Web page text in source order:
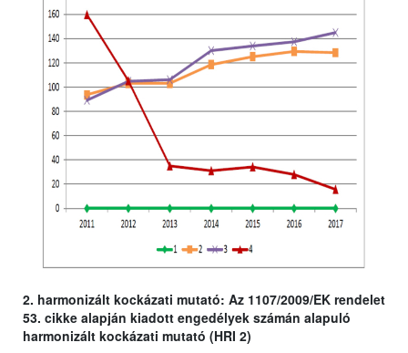
2. harmonizált kockázati mutató: Az 1107/2009/EK rendelet
53. cikke alapján kiadott engedélyek számán alapuló
harmonizált kockázati mutató (HRI 2)